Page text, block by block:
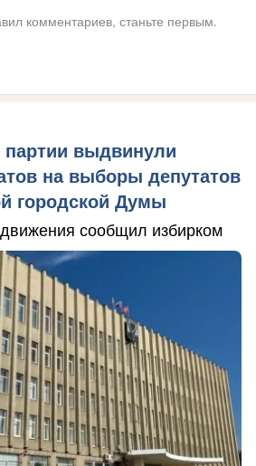
комментариев, станьте первым.
партии выдвинули
на выборы депутатов
городской Думы
сообщил избирком